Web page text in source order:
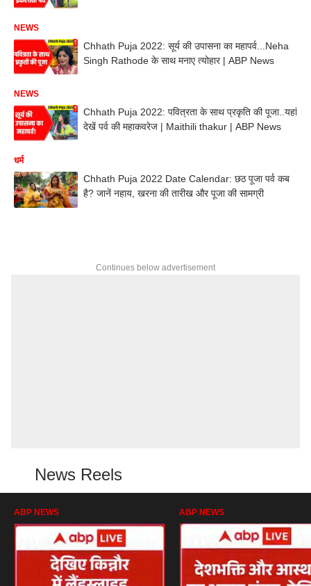
NEWS
Chhath Puja 2022: सूर्य की उपासना का महापर्व...Neha
Singh Rathode के साथ मनाए त्योहार | ABP News
NEWS
Chhath Puja 2022: पवित्रता के साथ प्रकृति की पूजा..यहां
देखें पर्व की महाकवरेज | Maithili thakur | ABP News
धर्म
Chhath Puja 2022 Date Calendar: छठ पूजा पर्व कब
है? जानें नहाय, खरना की तारीख और पूजा की सामग्री
Continues below advertisement
News Reels
ABP NEWS ABP NEWS